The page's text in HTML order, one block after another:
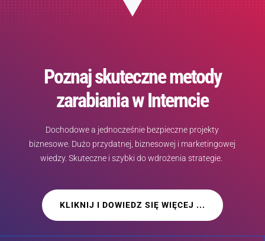
Poznaj skuteczne metody
zarabiania w Interncie
Dochodowe a jednocześnie bezpieczne projekty
biznesowe. Dużo przydatnej, biznesowej i marketingowej
wiedzy. Skuteczne i szybki do wdrożenia strategie.
KLIKNIJ I DOWIEDZ SIĘ WIĘCEJ ...